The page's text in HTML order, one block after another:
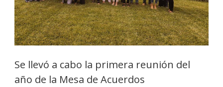
Se llevó a cabo la primera reunión del
año de la Mesa de Acuerdos